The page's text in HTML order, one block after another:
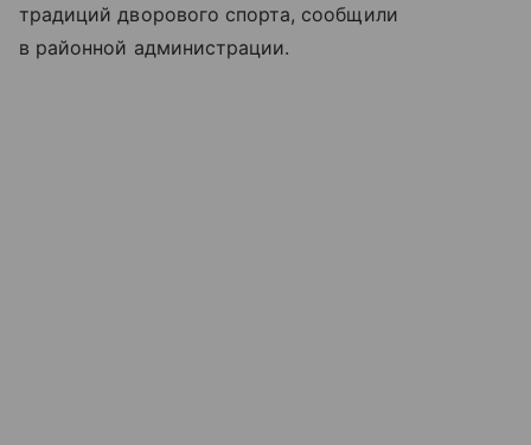
традиций дворового спорта, сообщили
в районной администрации.